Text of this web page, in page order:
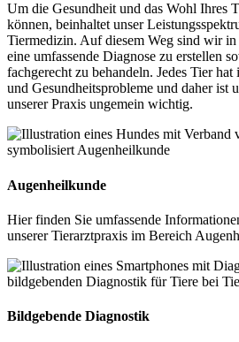
Um die Gesundheit und das Wohl Ihres
können, beinhaltet unser
Tiermedizin. Auf diesem Weg sind wir in
eine umfassende Diagnose zu erstellen
fachgerecht zu behandeln. Jedes Tier
und Gesundheitsprobleme und daher ist
unserer Praxis ungemein wichtig.
Augenheilkunde
Hier finden Sie umfassende
unserer Tierarztpraxis im Bereich
Bildgebende Diagnostik